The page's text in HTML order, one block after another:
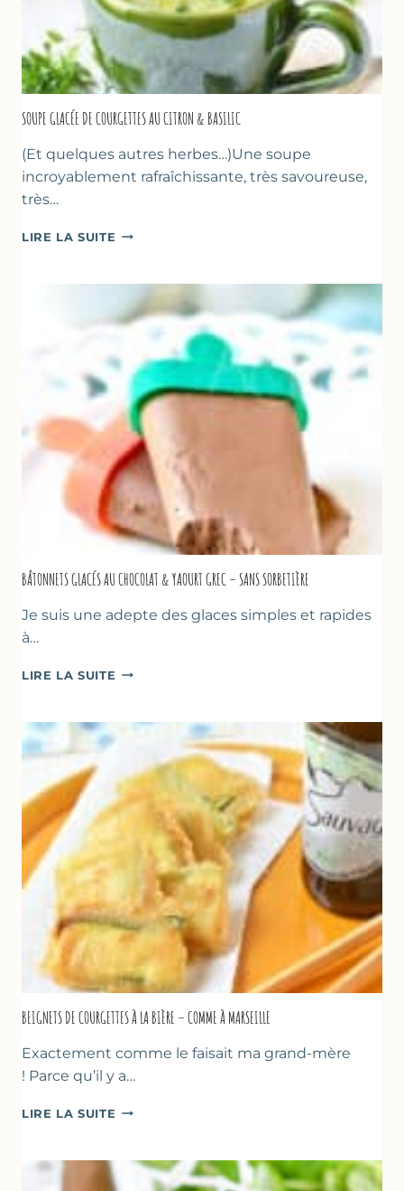
SOUPE GLACÉE DE COURGETTES AU CITRON & BASILIC
(Et quelques autres herbes…)Une soupe
incroyablement rafraîchissante, très savoureuse,
très…
LIRE LA SUITE SOUPE
COURGETTES
CITRON
BASILIC
BÂTONNETS GLACÉS AU CHOCOLAT & YAOURT GREC – SANS SORBETIÈRE
Je suis une adepte des glaces simples et rapides
à…
LIRE LA SUITE BÂTONNETS
CHOCOLAT
YAOURT
GREC
–
SANS
SORBETIÈRE
BEIGNETS DE COURGETTES À LA BIÈRE – COMME À MARSEILLE
Exactement comme le faisait ma grand-mère
! Parce qu’il y a…
LIRE LA SUITE BEIGNETS
LA